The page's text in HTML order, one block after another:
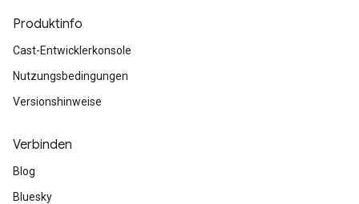
Produktinfo
Cast-Entwicklerkonsole
Nutzungsbedingungen
Versionshinweise
Verbinden
Blog
Bluesky